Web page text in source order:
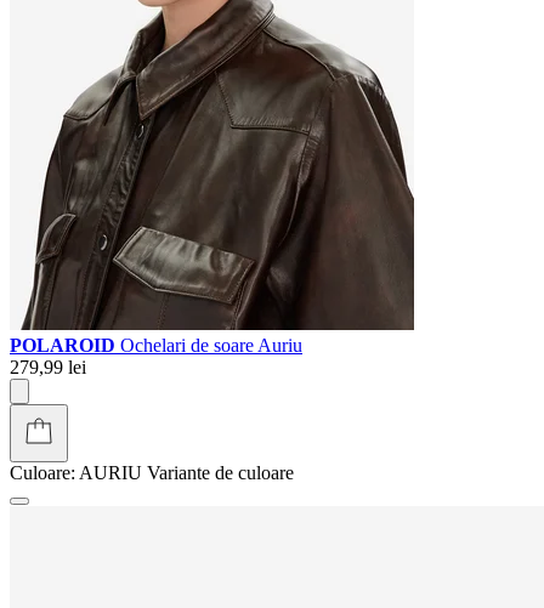
POLAROID Ochelari de soare Auriu
279,99 lei
Culoare: AURIU Variante de culoare